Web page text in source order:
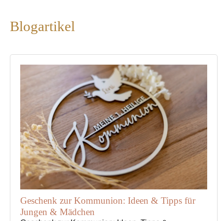
auf
Blogartikel
Geschenk zur Kommunion: Ideen & Tipps für
Jungen & Mädchen